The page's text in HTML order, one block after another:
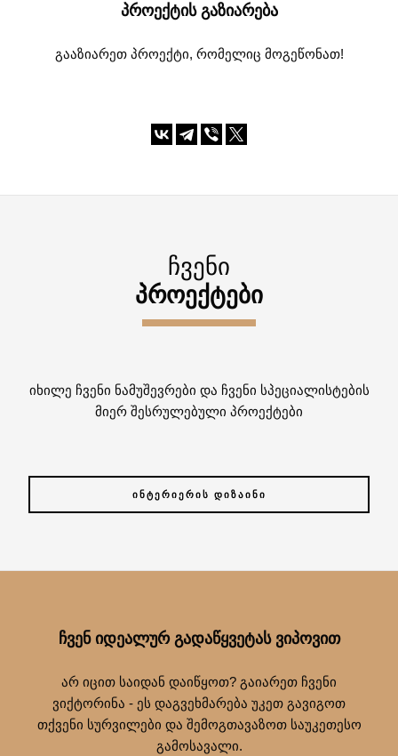
ᲞᲠᲝᲔᲥᲢᲘᲡ ᲒᲐᲖᲘᲐᲠᲔᲑᲐ
გააზიარეთ პროექტი, რომელიც მოგეწონათ!
ᲩᲕᲔᲜᲘ
ᲞᲠᲝᲔᲥᲢᲔᲑᲘ
იხილე ჩვენი ნამუშევრები და ჩვენი სპეციალისტების
მიერ შესრულებული პროექტები
ᲘᲜᲢᲔᲠᲘᲔᲠᲘᲡ ᲓᲘᲖᲐᲘᲜᲘ
ᲩᲕᲔᲜ ᲘᲓᲔᲐᲚᲣᲠ ᲒᲐᲓᲐᲬᲧᲕᲔᲢᲐᲡ ᲕᲘᲞᲝᲕᲘᲗ
არ იცით საიდან დაიწყოთ? გაიარეთ ჩვენი
ვიქტორინა - ეს დაგვეხმარება უკეთ გავიგოთ
თქვენი სურვილები და შემოგთავაზოთ საუკეთესო
გამოსავალი.